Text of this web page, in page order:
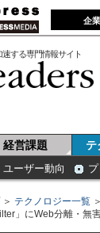
企
する専門情報サイト
経営課題 テ
ユーザー動向
＞ テクノロジー一覧 ＞
」にWeb分離・無